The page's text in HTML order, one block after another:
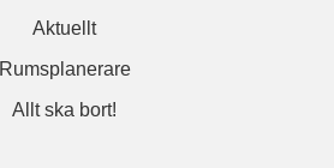
Aktuellt
Rumsplanerare
Allt ska bort!